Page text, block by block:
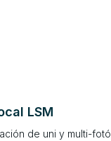
LSM
de uni y multi-